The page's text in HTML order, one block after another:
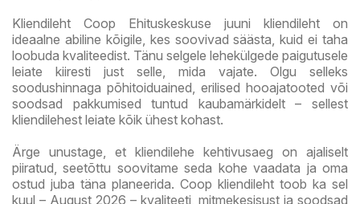
Kliendileht Coop Ehituskeskuse juuni kliendileht on
ideaalne abiline kõigile, kes soovivad säästa, kuid ei taha
loobuda kvaliteedist. Tänu selgele lehekülgede paigutusele
leiate kiiresti just selle, mida vajate. Olgu selleks
soodushinnaga põhitoiduained, erilised hooajatooted või
soodsad pakkumised tuntud kaubamärkidelt – sellest
kliendilehest leiate kõik ühest kohast.
Ärge unustage, et kliendilehe kehtivusaeg on ajaliselt
piiratud, seetõttu soovitame seda kohe vaadata ja oma
ostud juba täna planeerida. Coop kliendileht toob ka sel
kuul – August 2026 – kvaliteeti, mitmekesisust ja soodsad